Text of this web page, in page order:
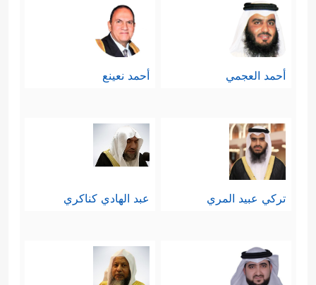
أحمد العجمي أحمد نعينع
تركي عبيد المري عبد الهادي كناكري